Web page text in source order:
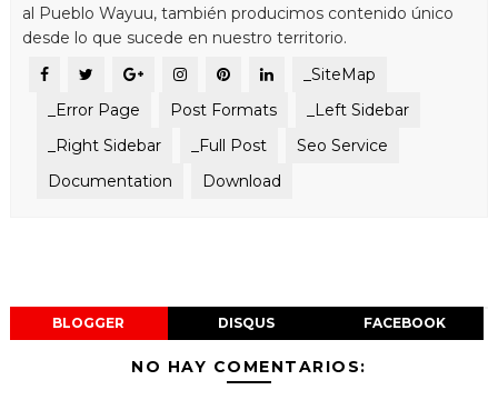
al Pueblo Wayuu, también producimos contenido único
desde lo que sucede en nuestro territorio.
_SiteMap
_Error Page
Post Formats
_Left Sidebar
_Right Sidebar
_Full Post
Seo Service
Documentation
Download
BLOGGER DISQUS FACEBOOK
NO HAY COMENTARIOS: